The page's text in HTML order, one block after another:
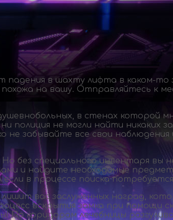
падения в шахту лифта в каком-то
на вашу. Отправляйтесь к
в стенах которой
полиция не могли найти никаких
не забывайте все свои
без специального инвентаря вы
и найдите необходимые
в процессе поиска
вас заслуженных наград,
вскрытия замка при помощи
По коридорам лечебницы